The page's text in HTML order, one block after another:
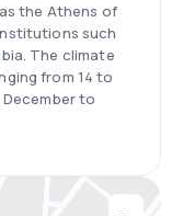
the Athens of
such
The climate
from 14 to
to